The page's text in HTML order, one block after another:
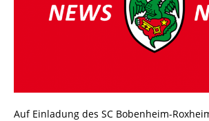
Auf Einladung des SC Bobenheim-